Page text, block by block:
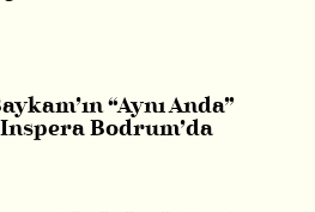
“Aynı Anda”
Bodrum’da